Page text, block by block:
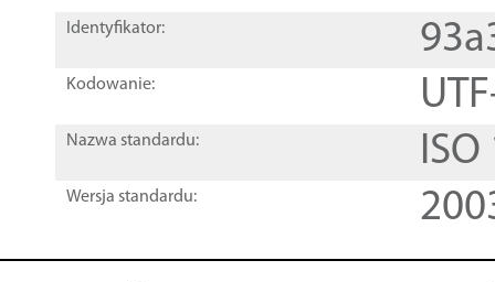
Identyfikator:
Kodowanie:
Nazwa standardu:
Wersja standardu: